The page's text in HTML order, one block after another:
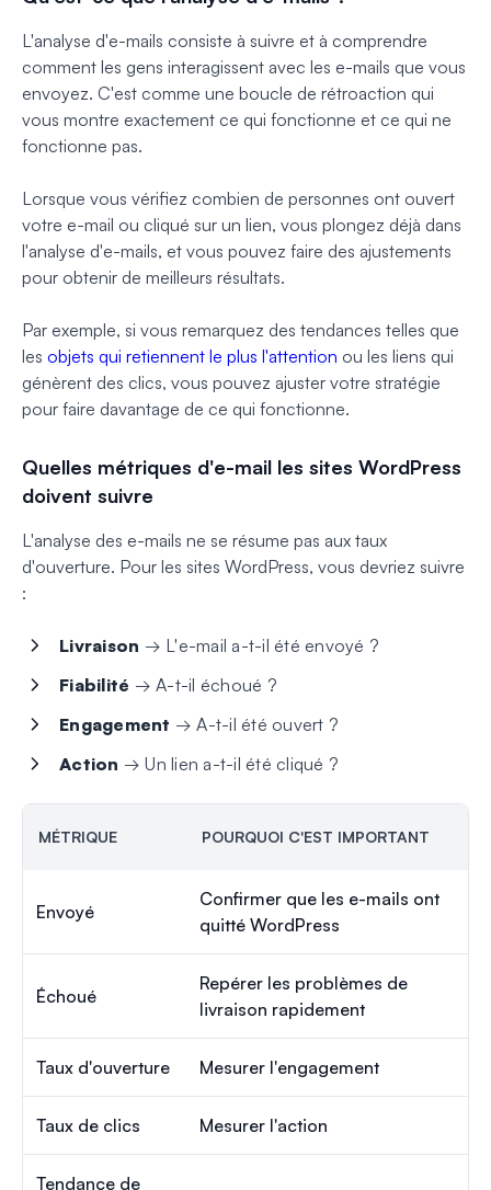
L'analyse d'e-mails consiste à suivre et à comprendre
comment les gens interagissent avec les e-mails que vous
envoyez. C'est comme une boucle de rétroaction qui
vous montre exactement ce qui fonctionne et ce qui ne
fonctionne pas.
Lorsque vous vérifiez combien de personnes ont ouvert
votre e-mail ou cliqué sur un lien, vous plongez déjà dans
l'analyse d'e-mails, et vous pouvez faire des ajustements
pour obtenir de meilleurs résultats.
Par exemple, si vous remarquez des tendances telles que
les objets qui retiennent le plus l'attention ou les liens qui
génèrent des clics, vous pouvez ajuster votre stratégie
pour faire davantage de ce qui fonctionne.
Quelles métriques d'e-mail les sites WordPress
doivent suivre
L'analyse des e-mails ne se résume pas aux taux
d'ouverture. Pour les sites WordPress, vous devriez suivre
:
Livraison → L'e-mail a-t-il été envoyé ?
Fiabilité → A-t-il échoué ?
Engagement → A-t-il été ouvert ?
Action → Un lien a-t-il été cliqué ?
MÉTRIQUE POURQUOI C'EST IMPORTANT
Envoyé
Confirmer que les e-mails ont
quitté WordPress
Échoué
Repérer les problèmes de
livraison rapidement
Taux d'ouverture Mesurer l'engagement
Taux de clics Mesurer l'action
Tendance de